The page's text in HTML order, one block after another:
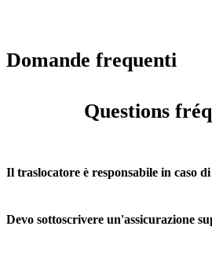
Domande frequenti
Questions
Il traslocatore è responsabile in caso
Devo sottoscrivere un'assicurazione